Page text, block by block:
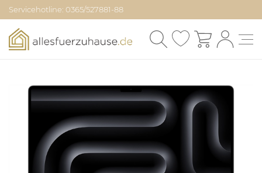
Servicehotline: 0365/527881-88